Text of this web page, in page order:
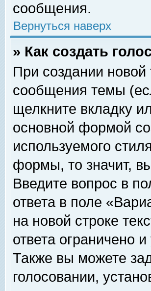
сообщения.
Вернуться наверх
» Как создать
При создании
сообщения темы
щелкните вкладку
основной формой
используемого
формы, то значит,
Введите вопрос в
ответа в поле
на новой строке
ответа ограничено
Также вы можете
голосовании,